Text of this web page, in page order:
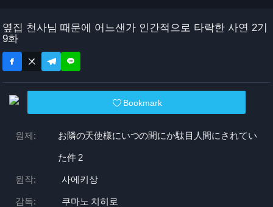
옆집 천사님 때문에 어느샌가 인간적으로 타락한 사연 2기
9화
Bookmark
원제: お隣の天使様にいつの間にか駄目人間にされてい
た件 2
원작: 사에키상
감독: 쿠마노 치히로